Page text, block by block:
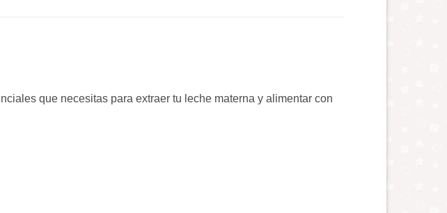
que necesitas para extraer tu leche materna y alimentar con